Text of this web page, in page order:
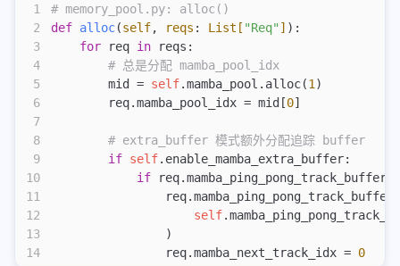
36
37
38
39
40
41
42
43
44
45
46
47
48
49
       ├─ Radix Tree 接管 slot C
└─ 请求保留 [None, None]（两个 buffer 都已转
4. Chunk 3: tokens[1024:1200]
   ├─ Forward 计算，更新 slot A
   └─ cache_finished_req():
├─ mamba_ping_pong_track_buffer_to_keep =
       ├─ 但 track_buffer[1] 已经是 None（已转移）
       ├─ 使用 slot A 的状态（需要 fork）
       └─ 释放所有剩余 slot
1
2
3
4
5
6
7
8
9
10
11
12
13
14
# memory_pool.py: alloc()
def alloc(self, reqs : List[ "Req" ] ):
    for
req in reqs:
        # 总是分配 mamba_pool_idx
        mid =
self.mamba_pool.alloc(1 )
        req.mamba_pool_idx = mid[
0]
        # extra_buffer 模式额外分配追踪 buffer
        if
self.enable_mamba_extra_buffer:
            if
req.mamba_ping_pong_track_buffer
                    self
                )
                req.mamba_next_track_idx =
0